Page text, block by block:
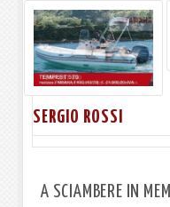
SERGIO ROSSI
A SCIAMBERE IN